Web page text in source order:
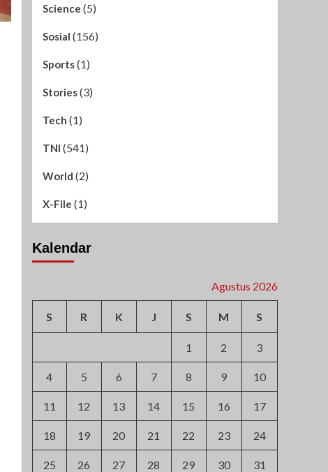
Science (5)
Sosial (156)
Sports(1)
Stories(3)
Tech (1)
TNI (541)
World (2)
X-File (1)
Kalendar
Agustus 2026
S R K J S M S
1 2 3
4 5 6 7 8 9 10
11 12 13 14 15 16 17
18 19 20 21 22 23 24
25 26 27 28 29 30 31